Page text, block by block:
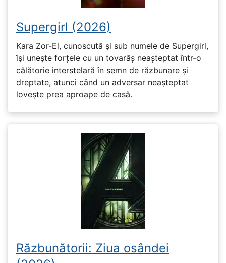
Supergirl (2026)
Kara Zor-El, cunoscută și sub numele de Supergirl,
își unește forțele cu un tovarăș neașteptat într-o
călătorie interstelară în semn de răzbunare și
dreptate, atunci când un adversar neașteptat
lovește prea aproape de casă.
Răzbunătorii: Ziua osândei